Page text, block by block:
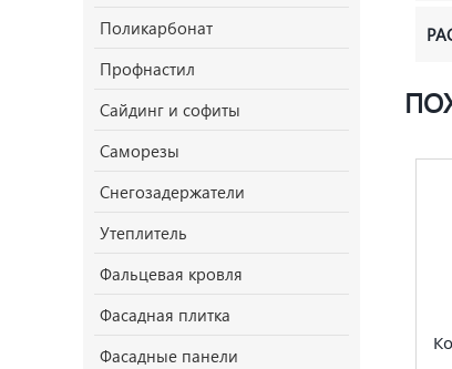
Поликарбонат
Профнастил
Сайдинг и софиты
Саморезы
Снегозадержатели
Утеплитель
Фальцевая кровля
Фасадная плитка
Фасадные панели